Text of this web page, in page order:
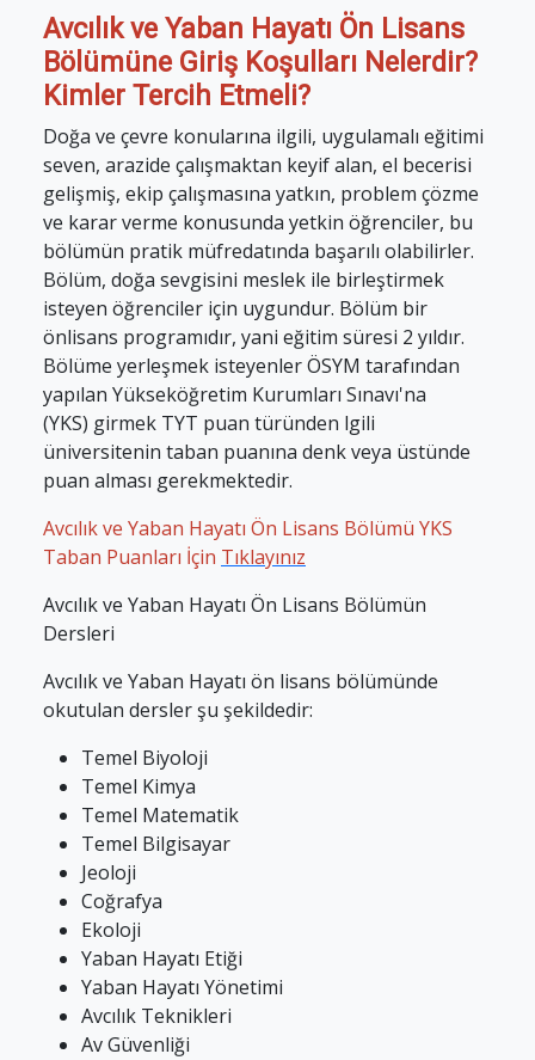
Avcılık ve Yaban Hayatı Ön Lisans
Bölümüne Giriş Koşulları Nelerdir?
Kimler Tercih Etmeli?
Doğa ve çevre konularına ilgili, uygulamalı eğitimi
seven, arazide çalışmaktan keyif alan, el becerisi
gelişmiş, ekip çalışmasına yatkın, problem çözme
ve karar verme konusunda yetkin öğrenciler, bu
bölümün pratik müfredatında başarılı olabilirler.
Bölüm, doğa sevgisini meslek ile birleştirmek
isteyen öğrenciler için uygundur. Bölüm bir
önlisans programıdır, yani eğitim süresi 2 yıldır.
Bölüme yerleşmek isteyenler ÖSYM tarafından
yapılan Yükseköğretim Kurumları Sınavı'na
(YKS) girmek TYT puan türünden lgili
üniversitenin taban puanına denk veya üstünde
puan alması gerekmektedir.
Avcılık ve Yaban Hayatı Ön Lisans Bölümü YKS
Taban Puanları İçin Tıklayınız
Avcılık ve Yaban Hayatı Ön Lisans Bölümün
Dersleri
Avcılık ve Yaban Hayatı ön lisans bölümünde
okutulan dersler şu şekildedir:
Temel Biyoloji
Temel Kimya
Temel Matematik
Temel Bilgisayar
Jeoloji
Coğrafya
Ekoloji
Yaban Hayatı Etiği
Yaban Hayatı Yönetimi
Avcılık Teknikleri
Av Güvenliği